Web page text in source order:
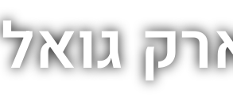
גואל